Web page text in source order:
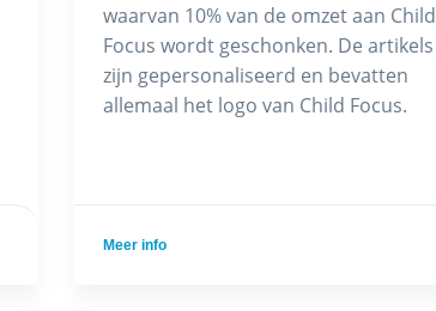
waarvan 10% van de omzet aan Child
Focus wordt geschonken. De artikels
zijn gepersonaliseerd en bevatten
allemaal het logo van Child Focus.
Meer info